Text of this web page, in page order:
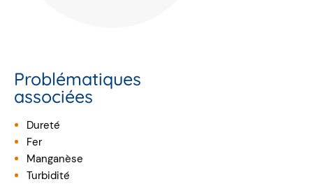
Problématiques
associées
Dureté
Fer
Manganèse
Turbidité